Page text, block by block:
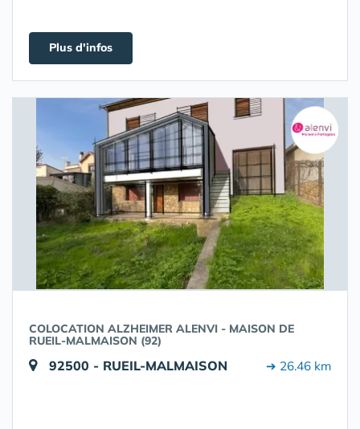
Plus d'infos
COLOCATION ALZHEIMER ALENVI - MAISON DE
RUEIL-MALMAISON (92)
92500 - RUEIL-MALMAISON ➔ 26.46 km